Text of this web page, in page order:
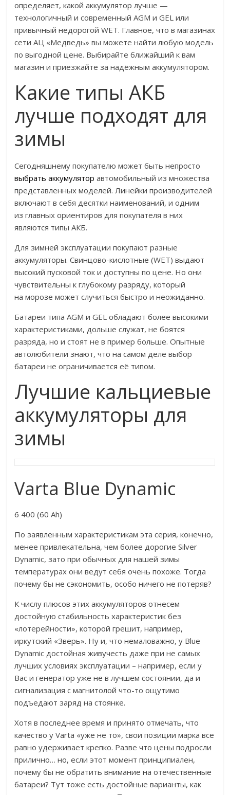
определяет, какой аккумулятор лучше —
технологичный и современный AGM и GEL или
привычный недорогой WET. Главное, что в магазинах
сети АЦ «Медведь» вы можете найти любую модель
по выгодной цене. Выбирайте ближайший к вам
магазин и приезжайте за надёжным аккумулятором.
Какие типы АКБ
лучше подходят для
зимы
Сегодняшнему покупателю может быть непросто
выбрать аккумулятор автомобильный из множества
представленных моделей. Линейки производителей
включают в себя десятки наименований, и одним
из главных ориентиров для покупателя в них
являются типы АКБ.
Для зимней эксплуатации покупают разные
аккумуляторы. Свинцово-кислотные (WET) выдают
высокий пусковой ток и доступны по цене. Но они
чувствительны к глубокому разряду, который
на морозе может случиться быстро и неожиданно.
Батареи типа AGM и GEL обладают более высокими
характеристиками, дольше служат, не боятся
разряда, но и стоят не в пример больше. Опытные
автолюбители знают, что на самом деле выбор
батареи не ограничивается её типом.
Лучшие кальциевые
аккумуляторы для
зимы
Varta Blue Dynamic
6 400 (60 Ah)
По заявленным характеристикам эта серия, конечно,
менее привлекательна, чем более дорогие Silver
Dynamic, зато при обычных для нашей зимы
температурах они ведут себя очень похоже. Тогда
почему бы не сэкономить, особо ничего не потеряв?
К числу плюсов этих аккумуляторов отнесем
достойную стабильность характеристик без
«лотерейности», которой грешит, например,
иркутский «Зверь». Ну и, что немаловажно, у Blue
Dynamic достойная живучесть даже при не самых
лучших условиях эксплуатации – например, если у
Вас и генератор уже не в лучшем состоянии, да и
сигнализация с магнитолой что-то ощутимо
подъедают заряд на стоянке.
Хотя в последнее время и принято отмечать, что
качество у Varta «уже не то», свои позиции марка все
равно удерживает крепко. Разве что цены подросли
прилично… но, если этот момент принципиален,
почему бы не обратить внимание на отечественные
батареи? Тут тоже есть достойные варианты, как